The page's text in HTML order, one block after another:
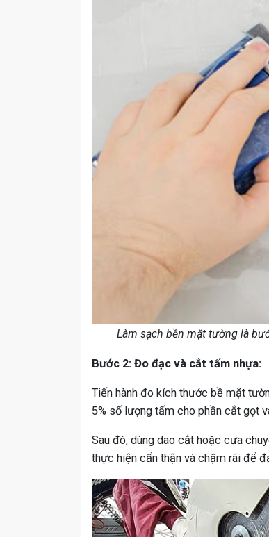
Làm sạch bền mặt tường là
Bước 2: Đo đạc và cắt tấm nhựa:
Tiến hành đo kích thước bề mặt
5% số lượng tấm cho phần cắt gọt
Sau đó, dùng dao cắt hoặc cưa
thực hiện cẩn thận và chậm rãi để